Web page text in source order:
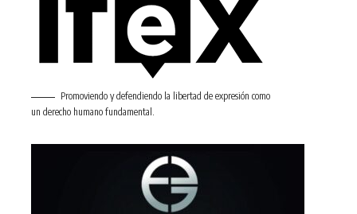
Promoviendo y defendiendo la libertad de expresión como
un derecho humano fundamental.